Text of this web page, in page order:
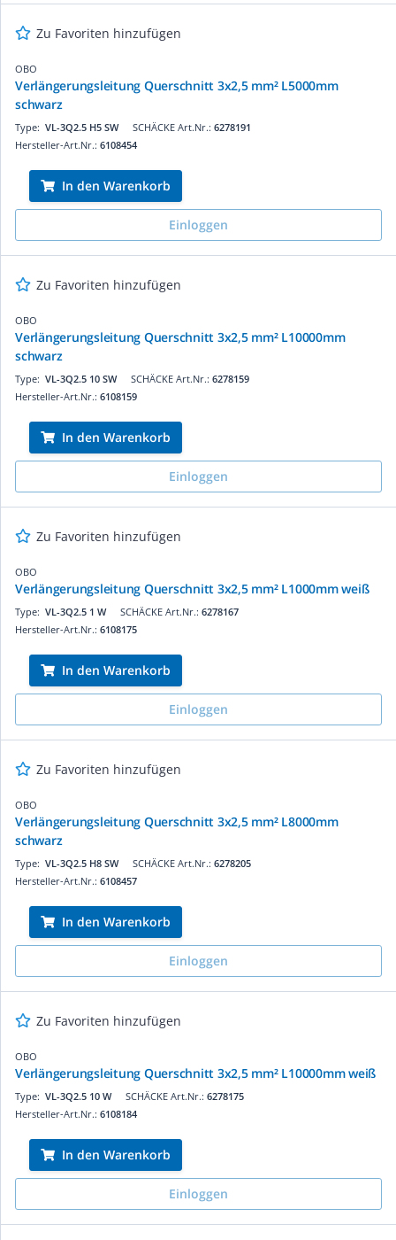
Zu Favoriten hinzufügen
OBO
Verlängerungsleitung Querschnitt 3x2,5 mm² L5000mm
schwarz
SCHÄCKE Art.Nr.: 6278191
Type: VL-3Q2.5 H5 SW
Hersteller-Art.Nr.: 6108454
In den Warenkorb
Einloggen
Zu Favoriten hinzufügen
OBO
Verlängerungsleitung Querschnitt 3x2,5 mm² L10000mm
schwarz
SCHÄCKE Art.Nr.: 6278159
Type: VL-3Q2.5 10 SW
Hersteller-Art.Nr.: 6108159
In den Warenkorb
Einloggen
Zu Favoriten hinzufügen
OBO
Verlängerungsleitung Querschnitt 3x2,5 mm² L1000mm weiß
SCHÄCKE Art.Nr.: 6278167
Type: VL-3Q2.5 1 W
Hersteller-Art.Nr.: 6108175
In den Warenkorb
Einloggen
Zu Favoriten hinzufügen
OBO
Verlängerungsleitung Querschnitt 3x2,5 mm² L8000mm
schwarz
SCHÄCKE Art.Nr.: 6278205
Type: VL-3Q2.5 H8 SW
Hersteller-Art.Nr.: 6108457
In den Warenkorb
Einloggen
Zu Favoriten hinzufügen
OBO
Verlängerungsleitung Querschnitt 3x2,5 mm² L10000mm weiß
SCHÄCKE Art.Nr.: 6278175
Type: VL-3Q2.5 10 W
Hersteller-Art.Nr.: 6108184
In den Warenkorb
Einloggen